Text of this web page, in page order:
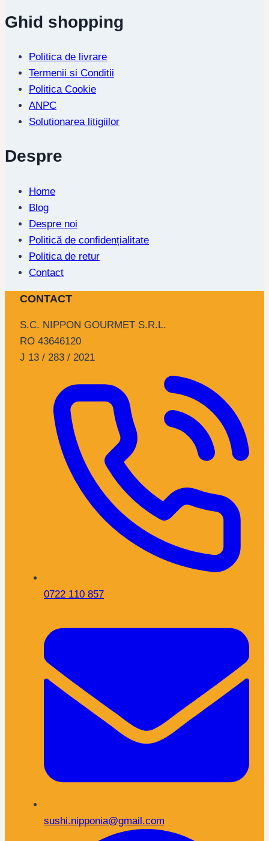
Ghid shopping
Politica de livrare
Termenii si Conditii
Politica Cookie
ANPC
Solutionarea litigiilor
Despre
Home
Blog
Despre noi
Politică de confidențialitate
Politica de retur
Contact
CONTACT
S.C. NIPPON GOURMET S.R.L.
RO 43646120
J 13 / 283 / 2021
0722 110 857
sushi.nipponia@gmail.com